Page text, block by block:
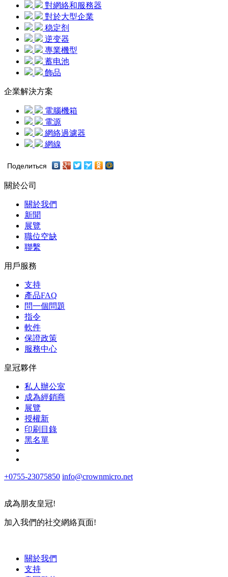
對網絡和服務器
對於大型企業
稳定剂
逆变器
專業機型
蓄电池
飾品
企業解決方案
電腦機箱
電源
網絡過濾器
網線
Поделиться
關於公司
關於我們
新聞
展覽
職位空缺
聯繫
用戶服務
支持
產品FAQ
問一個問題
指令
軟件
保證政策
服務中心
皇冠夥伴
私人辦公室
成為經銷商
展覽
授權新
印刷目錄
黑名單
+0755-23075850 info@crownmicro.net
成為朋友皇冠!
加入我們的社交網絡頁面!
關於我們
支持